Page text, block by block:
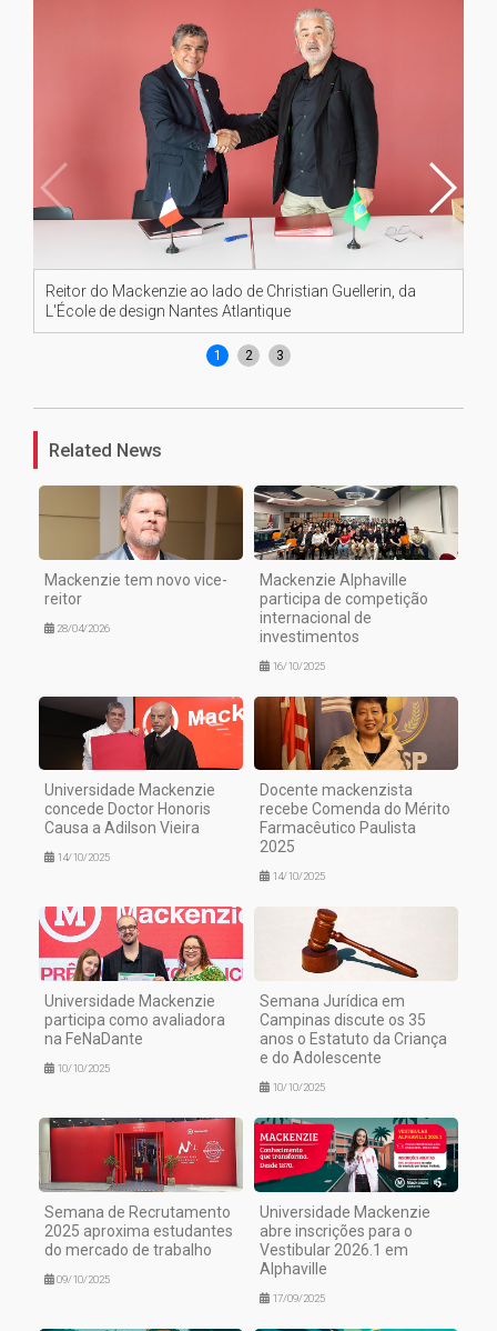
Reitor do Mackenzie ao lado de Christian Guellerin, da
L'École de design Nantes Atlantique
1 2 3
Related News
Mackenzie tem novo vice-
reitor
28/04/2026
Mackenzie Alphaville
participa de competição
internacional de
investimentos
16/10/2025
Universidade Mackenzie
concede Doctor Honoris
Causa a Adilson Vieira
14/10/2025
Docente mackenzista
recebe Comenda do Mérito
Farmacêutico Paulista
2025
14/10/2025
Universidade Mackenzie
participa como avaliadora
na FeNaDante
10/10/2025
Semana Jurídica em
Campinas discute os 35
anos o Estatuto da Criança
e do Adolescente
10/10/2025
Semana de Recrutamento
2025 aproxima estudantes
do mercado de trabalho
09/10/2025
Universidade Mackenzie
abre inscrições para o
Vestibular 2026.1 em
Alphaville
17/09/2025